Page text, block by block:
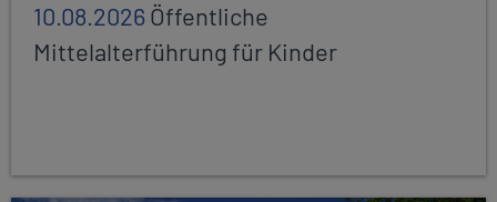
10.08.2026Öffentliche
Mittelalterführung für Kinder